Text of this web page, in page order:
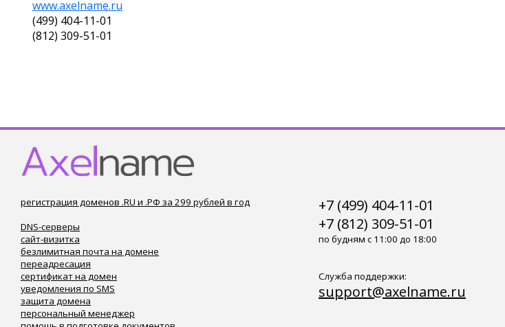
www.axelname.ru
(499) 404-11-01
(812) 309-51-01
регистрация доменов .RU и .РФ за 299 рублей в год
DNS-серверы
сайт-визитка
безлимитная почта на домене
переадресация
сертификат на домен
уведомления по SMS
защита домена
персональный менеджер
+7 (499) 404-11-01
+7 (812) 309-51-01
по будням с 11:00 до 18:00
Служба поддержки:
support@axelname.ru